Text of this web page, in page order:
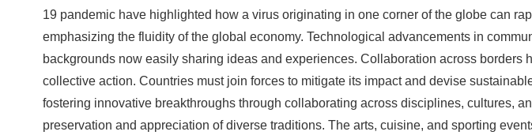
19 pandemic have highlighted how a virus originating in one corner of the globe can
emphasizing the fluidity of the global economy. Technological advancements in
backgrounds now easily sharing ideas and experiences. Collaboration across
collective action. Countries must join forces to mitigate its impact and devise
fostering innovative breakthroughs through collaborating across disciplines, cultures,
preservation and appreciation of diverse traditions. The arts, cuisine, and sporting